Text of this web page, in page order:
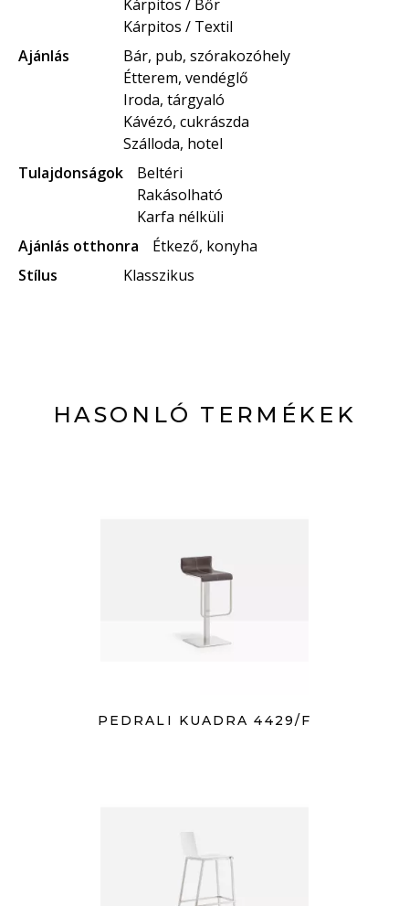
Kárpitos / Bőr
Kárpitos / Textil
Ajánlás
Bár, pub, szórakozóhely
Étterem, vendéglő
Iroda, tárgyaló
Kávézó, cukrászda
Szálloda, hotel
Tulajdonságok
Beltéri
Rakásolható
Karfa nélküli
Ajánlás otthonra
Étkező, konyha
Stílus
Klasszikus
HASONLÓ TERMÉKEK
PEDRALI KUADRA 4429/F